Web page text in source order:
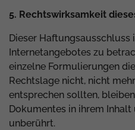
5. Rechtswirksamkeit
Dieser Haftungsausschluss
Internetangebotes zu
einzelne Formulierungen
Rechtslage nicht, nicht
entsprechen sollten,
Dokumentes in ihrem
unberührt.